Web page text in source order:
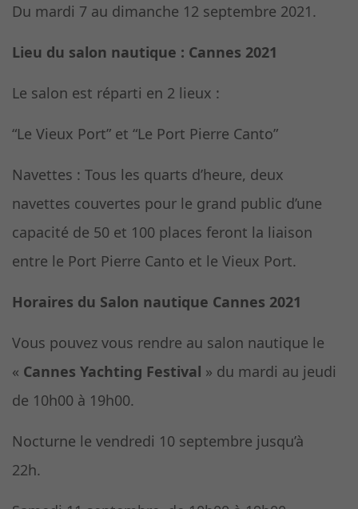
Du mardi 7 au dimanche 12 septembre 2021.
Lieu du salon nautique : Cannes 2021
Le salon est réparti en 2 lieux :
“Le Vieux Port” et “Le Port Pierre Canto”
Navettes : Tous les quarts d’heure, deux
navettes couvertes pour le grand public d’une
capacité de 50 et 100 places feront la liaison
entre le Port Pierre Canto et le Vieux Port.
Horaires du Salon nautique Cannes 2021
Vous pouvez vous rendre au salon nautique le
« Cannes Yachting Festival » du mardi au jeudi
de 10h00 à 19h00.
Nocturne le vendredi 10 septembre jusqu’à
22h.